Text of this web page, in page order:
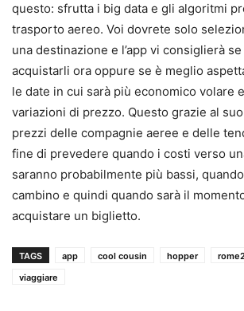
questo: sfrutta i big data e gli algoritmi
trasporto aereo. Voi dovrete solo
una destinazione e l’app vi consiglierà
acquistarli ora oppure se è meglio
le date in cui sarà più economico volare
variazioni di prezzo. Questo grazie al
prezzi delle compagnie aeree e delle
fine di prevedere quando i costi verso
saranno probabilmente più bassi,
cambino e quindi quando sarà il
acquistare un biglietto.
TAGS app cool cousin hopper
viaggiare